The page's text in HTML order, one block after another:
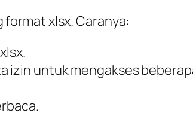
xlsx. Caranya:
izin untuk mengakses